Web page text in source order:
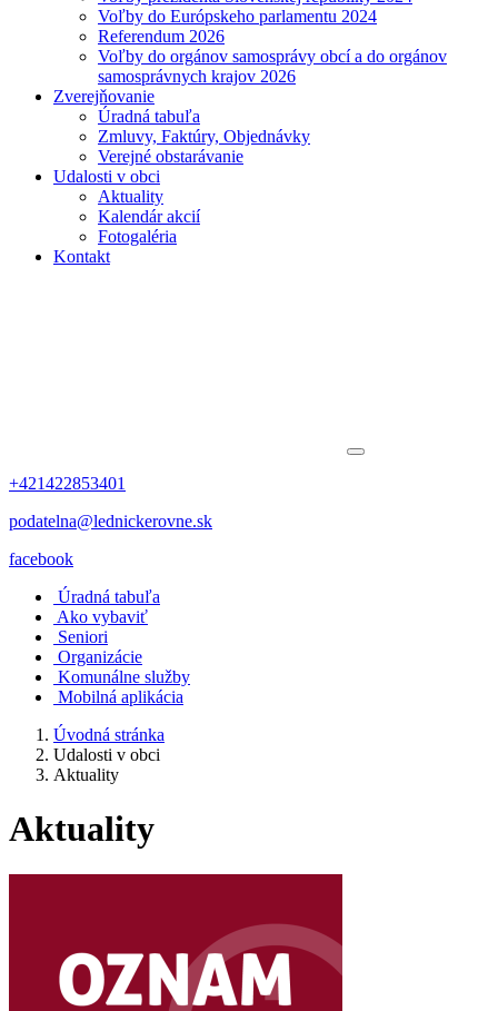
Voľby do Európskeho parlamentu 2024
Referendum 2026
Voľby do orgánov samosprávy obcí a do orgánov
samosprávnych krajov 2026
Zverejňovanie
Úradná tabuľa
Zmluvy, Faktúry, Objednávky
Verejné obstarávanie
Udalosti v obci
Aktuality
Kalendár akcií
Fotogaléria
Kontakt
+421422853401
podatelna@lednickerovne.sk
facebook
Úradná tabuľa
Ako vybaviť
Seniori
Organizácie
Komunálne služby
Mobilná aplikácia
Úvodná stránka
Udalosti v obci
Aktuality
Aktuality